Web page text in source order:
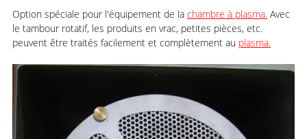
Option spéciale pour l'équipement de la chambre à plasma.Avec
le tambour rotatif, les produits en vrac, petites pièces, etc.
peuvent être traités facilement et complètement au plasma.